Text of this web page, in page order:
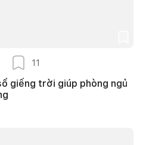
11
giếng trời giúp phòng ngủ